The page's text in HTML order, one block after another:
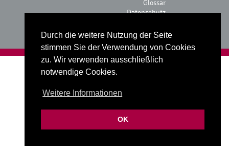
Durch die weitere Nutzung der Seite
stimmen Sie der Verwendung von Cookies
zu. Wir verwenden ausschließlich
notwendige Cookies.
Weitere Informationen
OK
Glossar
Datenschutz
Realisiert mit fube Codingstudio